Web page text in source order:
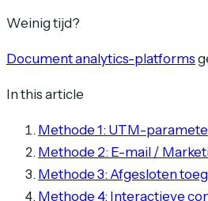
Weinig tijd?
Document analytics-platforms
In this article
Methode 1: UTM-
Methode 2: E-mail /
Methode 3: Afgesloten
Methode 4: Interactieve